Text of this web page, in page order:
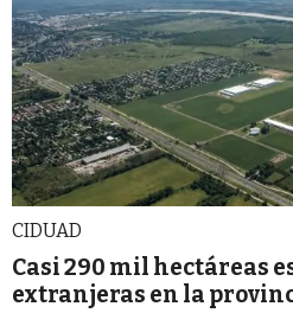
CIDUAD
Casi 290 mil hectáreas
extranjeras en la